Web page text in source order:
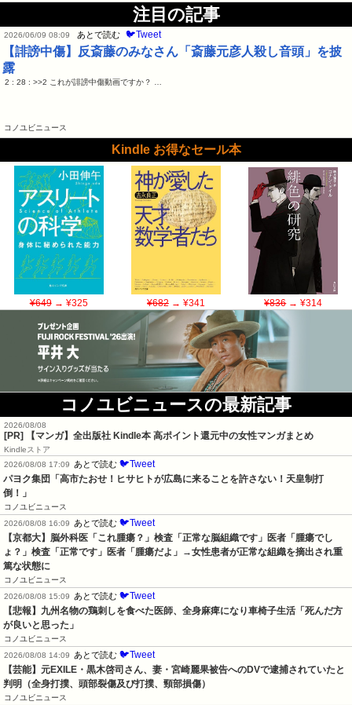
注目の記事
2026/06/09 08:09 あとで読む 🐦Tweet
【誹謗中傷】反斎藤のみなさん「斎藤元彦人殺し音頭」を披
露
2 : 28 : >>2 これが誹謗中傷動画ですか？ …
コノユビニュース
Kindle お得なセール本
¥649→ ¥325 ¥682→ ¥341 ¥836→ ¥314
コノユビニュースの最新記事
2026/08/08
[PR] 【マンガ】全出版社 Kindle本 高ポイント還元中の女性マンガまとめ
Kindleストア
2026/08/08 17:09
あとで読む 🐦Tweet
パヨク集団「高市たおせ！ヒサヒトが広島に来ることを許さない！天皇制打
倒！」
コノユビニュース
2026/08/08 16:09
あとで読む 🐦Tweet
【京都大】脳外科医「これ腫瘍？」検査「正常な脳組織です」医者「腫瘍でし
ょ？」検査「正常です」医者「腫瘍だよ」→女性患者が正常な組織を摘出され重
篤な状態に
コノユビニュース
2026/08/08 15:09
あとで読む 🐦Tweet
【悲報】九州名物の鶏刺しを食べた医師、全身麻痺になり車椅子生活「死んだ方
が良いと思った」
コノユビニュース
2026/08/08 14:09
あとで読む 🐦Tweet
【芸能】元EXILE・黒木啓司さん、妻・宮崎麗果被告へのDVで逮捕されていたと
判明（全身打撲、頭部裂傷及び打撲、頸部損傷）
コノユビニュース